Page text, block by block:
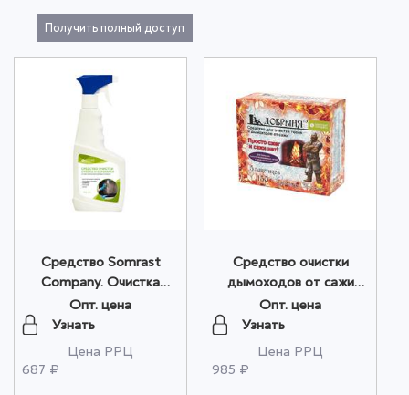
Получить полный доступ
Средство Somrast
Company. Очистка
стекла и керамики
распылитель 500 мл.
Опт. цена
Узнать
Цена РРЦ
687 ₽
Средство очистки
дымоходов от сажи
"Трубочист Экспресс"
ДОБРЫНЯ оптом
Опт. цена
Узнать
Цена РРЦ
985 ₽